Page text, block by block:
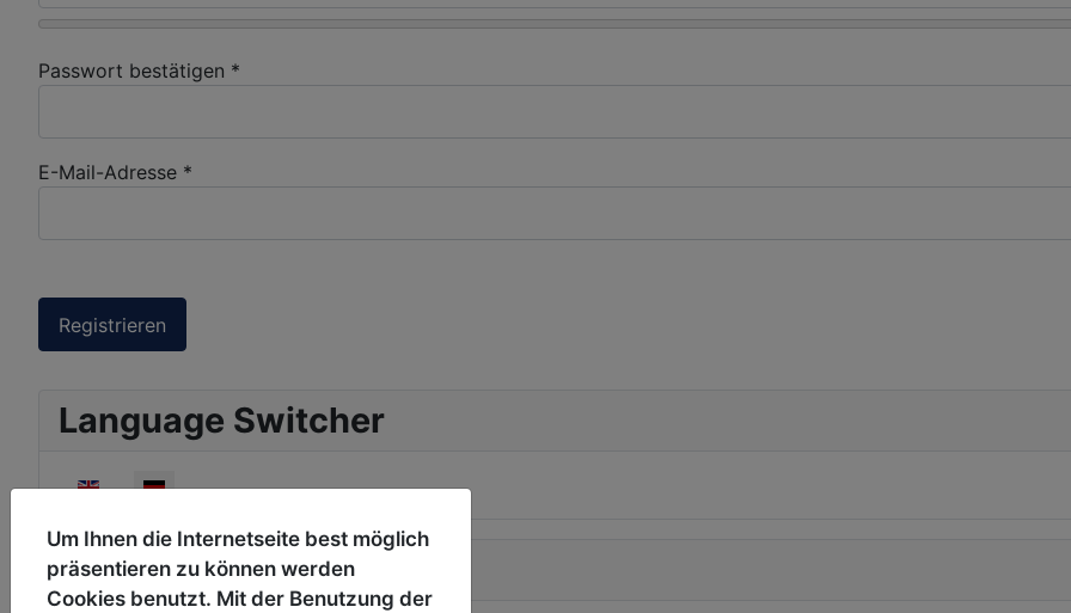
Language Switcher
Sprache auswählen
Hauptmenu
Passwort bestätigen *
E-Mail-Adresse *
Registrieren
Um Ihnen die Internetseite best möglich
präsentieren zu können werden
Cookies benutzt. Mit der Benutzung der